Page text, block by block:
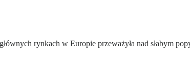
rynkach w Europie przeważyła nad słabym